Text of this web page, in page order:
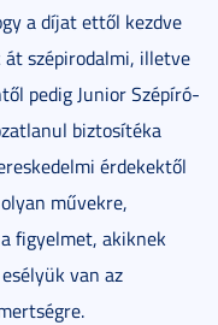
a díjat ettől kezdve
szépirodalmi, illetve
pedig Junior Szépíró-
biztosítéka
érdekektől
művekre,
figyelmet, akiknek
van az